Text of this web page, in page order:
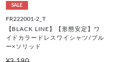
SALE
FR222001-2_T
【BLACK LINE】【形態安定】ワ
イドカラードレスワイシャツ/ブル
ー×ソリッド